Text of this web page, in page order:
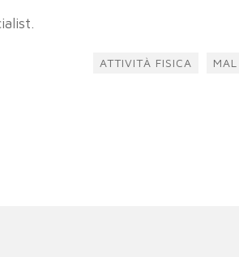
ATTIVITÀ FISICA